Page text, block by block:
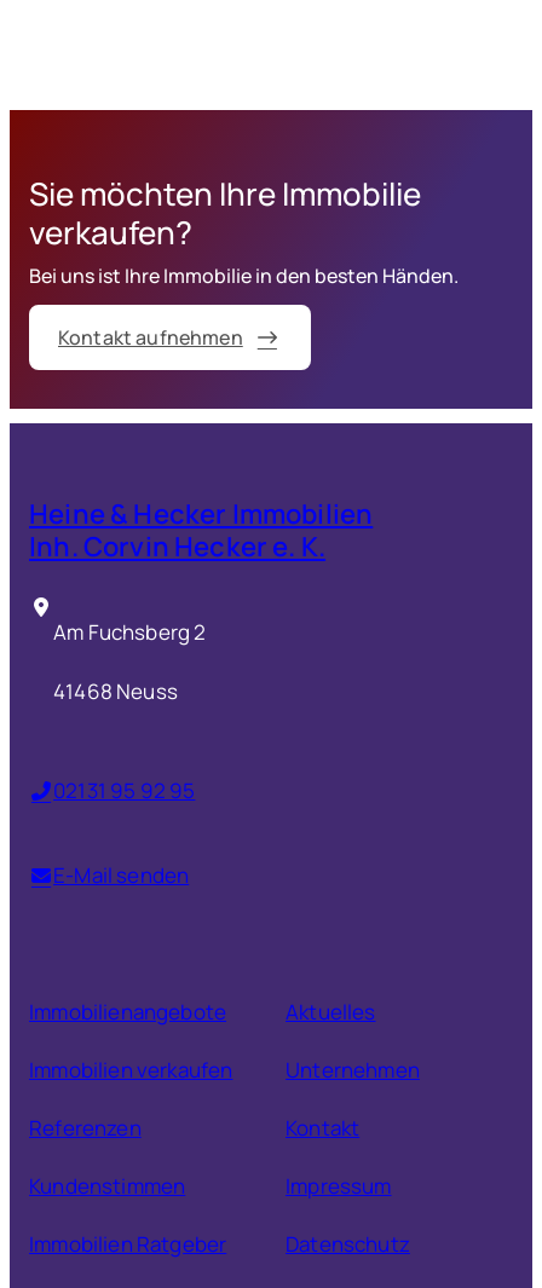
Sie möchten Ihre Immobilie
verkaufen?
Bei uns ist Ihre Immobilie in den besten Händen.
Kontakt aufnehmen
Heine & Hecker Immobilien
Inh. Corvin Hecker e. K.
Am Fuchsberg 2
41468 Neuss
02131 95 92 95
E-Mail senden
Immobilienangebote
Immobilien verkaufen
Referenzen
Kundenstimmen
Immobilien Ratgeber
Aktuelles
Unternehmen
Kontakt
Impressum
Datenschutz